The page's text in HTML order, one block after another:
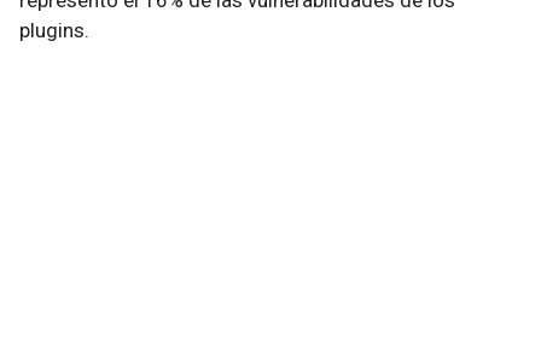
plugins.